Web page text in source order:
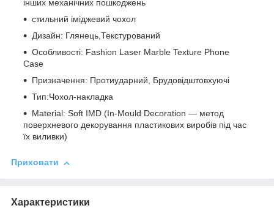
інших механічних пошкоджень
стильний іміджевий чохол
Дизайн: Глянець,Текстурований
Особливості: Fashion Laser Marble Texture Phone
Case
Призначення: Протиударний, Брудовідштовхуючі
Тип:Чохол-накладка
Material: Soft IMD (In-Mould Decoration — метод
поверхневого декорування пластикових виробів під час
їх виливки)
Приховати
Характеристики